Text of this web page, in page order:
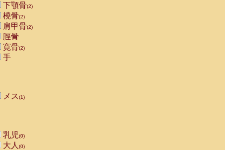
下顎骨(2)
橈骨(2)
肩甲骨(2)
脛骨
寛骨(2)
手
メス(1)
乳児(0)
大人 (0)